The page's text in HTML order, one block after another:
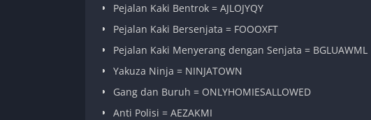
Pejalan Kaki Bentrok = AJLOJYQY
Pejalan Kaki Bersenjata = FOOOXFT
Pejalan Kaki Menyerang dengan Senjata = BGLUAWML
Yakuza Ninja = NINJATOWN
Gang dan Buruh = ONLYHOMIESALLOWED
Anti Polisi = AEZAKMI